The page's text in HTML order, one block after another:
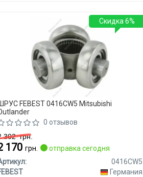
FEBEST 0416CW5 Mitsubishi
0 отзывов
302грн.
170грн.
отправка сегодня
0416CW5
Германия
Скидка 6%